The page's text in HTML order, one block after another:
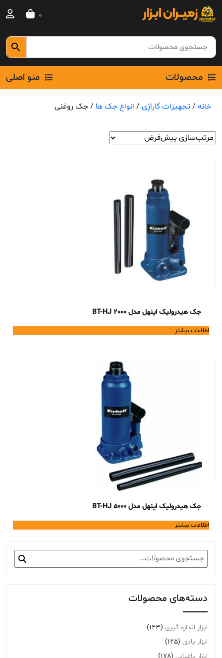
Skip
content
0
محصولات منو اصلی
خانه /تجهیزات گاراژِی / انواع جک ها / جک روغنی
جک هیدرولیک اینهل مدل BT-HJ 2000
اطلاعات بیشتر
جک هیدرولیک اینهل مدل BT-HJ 5000
اطلاعات بیشتر
جستجو
برای:
دسته‌های محصولات
ابزار اندازه گیری (143)
ابزار بادی (125)